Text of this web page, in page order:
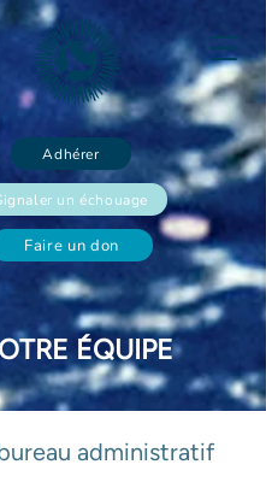
un échouage
Adhérer
Faire un don
ÉQUIPE
administratif